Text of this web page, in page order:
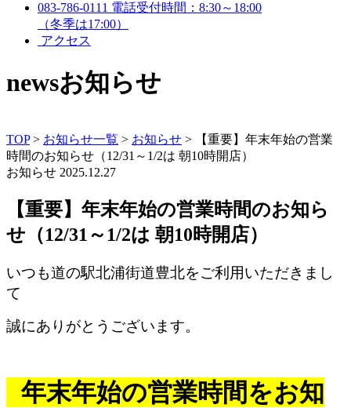
083-786-0111 電話受付時間：8:30～18:00
（冬季は17:00）
アクセス
newsお知らせ
TOP> お知らせ一覧 > お知らせ >
【重要】年末年始の営業
時間のお知らせ（12/31～1/2は 朝10時開店）
お知らせ 2025.12.27
【重要】年末年始の営業時間のお知ら
せ（12/31～1/2は 朝10時開店）
いつも道の駅北浦街道豊北をご利用いただきまし
て
誠にありがとうございます。
年末年始の営業時間をお知